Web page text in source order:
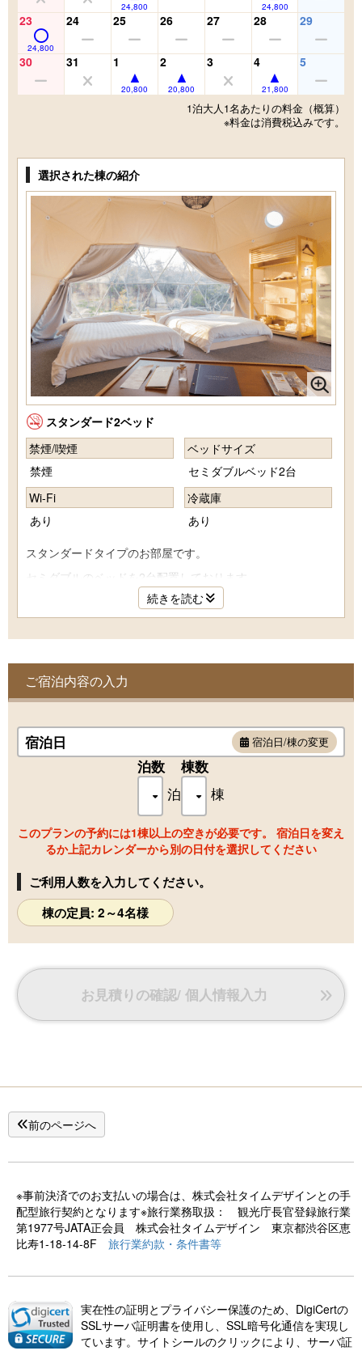
24,800 24,800
23
24,800
24 25 26 27 28 29
30 31 1
20,800
2
20,800
3 4
21,800
5
1泊大人1名あたりの料金（概算）
※料金は消費税込みです。
選択された棟の紹介
スタンダード2ベッド
禁煙/喫煙
禁煙
ベッドサイズ
セミダブルベッド2台
Wi-Fi
あり
冷蔵庫
あり
スタンダードタイプのお部屋です。
セミダブルのベッドを2台配置しております。
それぞれのお部屋でこだわりの異なるインテリアをご用意
続きを読む
ご宿泊内容の入力
宿泊日 宿泊日/棟の変更
泊数
泊
棟数
棟
このプランの予約には1棟以上の空きが必要です。 宿泊日を変え
るか上記カレンダーから別の日付を選択してください
ご利用人数を入力してください。
棟の定員: 2～4名様
お見積りの確認/ 個人情報入力
前のページへ
※事前決済でのお支払いの場合は、株式会社タイムデザインとの手
配型旅行契約となります※旅行業務取扱： 観光庁長官登録旅行業
第1977号JATA正会員 株式会社タイムデザイン 東京都渋谷区恵
比寿1-18-14-8F 旅行業約款・条件書等
実在性の証明とプライバシー保護のため、DigiCertの
SSLサーバ証明書を使用し、SSL暗号化通信を実現し
ています。サイトシールのクリックにより、サーバ証